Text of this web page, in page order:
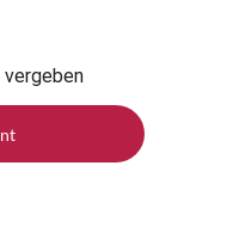
vergeben